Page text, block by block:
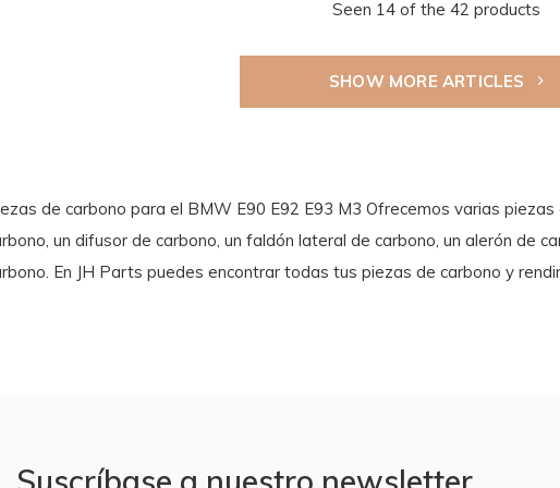
Seen 14 of the 42 products
SHOW MORE ARTICLES
de carbono para el BMW E90 E92 E93 M3 Ofrecemos varias
un difusor de carbono, un faldón lateral de carbono, un alerón de
En JH Parts puedes encontrar todas tus piezas de carbono y